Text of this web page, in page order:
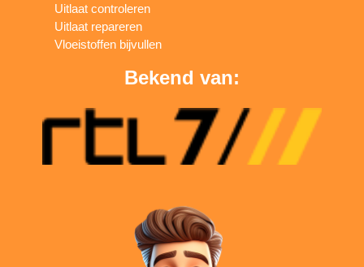
Uitlaat controleren
Uitlaat repareren
Vloeistoffen bijvullen
Bekend van: